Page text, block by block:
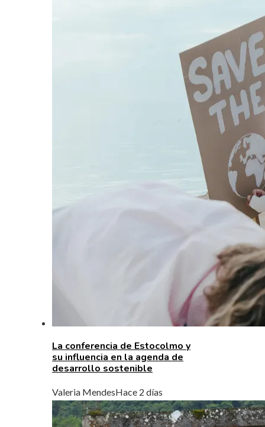
La conferencia de Estocolmo y
su influencia en la agenda de
desarrollo sostenible
Valeria MendesHace 2 días